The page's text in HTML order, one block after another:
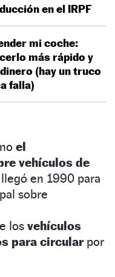
en el IRPF
mi coche:
más rápido y
(hay un truco
falla)
el
vehículos de
llegó en 1990 para
sobre
los vehículos
para circularpor